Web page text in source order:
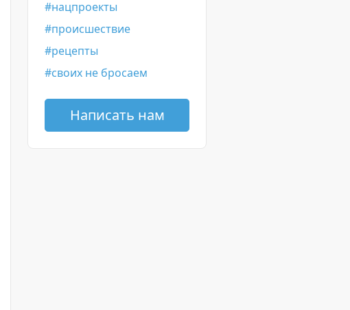
нацпроекты
происшествие
рецепты
своих не бросаем
Написать нам